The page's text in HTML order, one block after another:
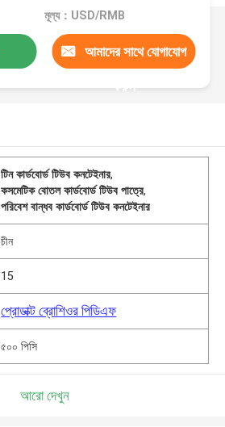
মূল্য：USD/RMB
আমাদের সাথে যোগাযোগ
করুন
টিন কার্ডবোর্ড টিউব কনটেইনার,
কসমেটিক বোতল কার্ডবোর্ড টিউব পাত্রে,
পরিবেশ বান্ধব কার্ডবোর্ড টিউব কনটেইনার
চীন
15
প্রোডাক্ট ব্রোশিওর পিডিএফ
৫০০ পিসি
আরো দেখুন